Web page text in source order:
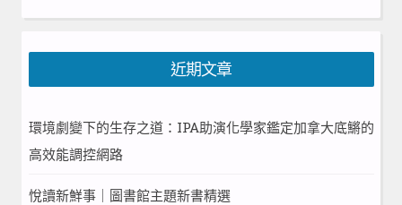
近期文章
環境劇變下的生存之道：IPA助演化學家鑑定加拿大底鱂的
高效能調控網路
悅讀新鮮事｜圖書館主題新書精選